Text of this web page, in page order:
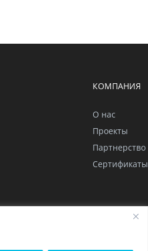
КОМПАНИЯ
О нас
Проекты
Партнерство
Сертификаты